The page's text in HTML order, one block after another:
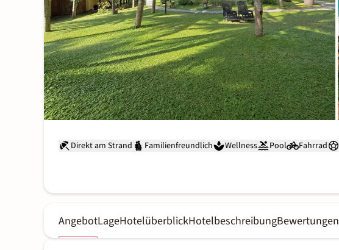
Direkt am Strand Familienfreundlich Wellness Pool Fahrrad
AngebotLageHotelüberblickHotelbeschreibungBewertungen